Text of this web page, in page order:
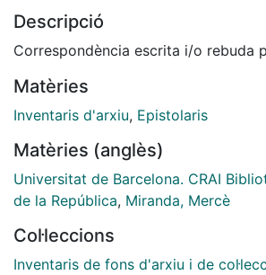
Descripció
Correspondència escrita i/o rebuda
Matèries
Inventaris d'arxiu, Epistolaris
Matèries (anglès)
Universitat de Barcelona. CRAI
de la República, Miranda, Mercè
Col·leccions
Inventaris de fons d'arxiu i de